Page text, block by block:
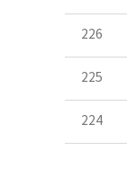
226
225
224